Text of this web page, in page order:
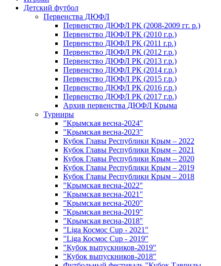
Детский футбол
Первенства ДЮФЛ
Первенство ДЮФЛ РК (2008-2009 гг. р.)
Первенство ДЮФЛ РК (2010 г.р.)
Первенство ДЮФЛ РК (2011 г.р.)
Первенство ДЮФЛ РК (2012 г.р.)
Первенство ДЮФЛ РК (2013 г.р.)
Первенство ДЮФЛ РК (2014 г.р.)
Первенство ДЮФЛ РК (2015 г.р.)
Первенство ДЮФЛ РК (2016 г.р.)
Первенство ДЮФЛ РК (2017 г.р.)
Архив первенства ДЮФЛ Крыма
Турниры
"Крымская весна-2024"
"Крымская весна-2023"
Кубок Главы Республики Крым – 2022
Кубок Главы Республики Крым – 2021
Кубок Главы Республики Крым – 2020
Кубок Главы Республики Крым – 2019
Кубок Главы Республики Крым – 2018
"Крымская весна-2022"
"Крымская весна-2021"
"Крымская весна-2020"
"Крымская весна-2019"
"Крымская весна-2018"
"Liga Космос Cup - 2021"
"Liga Космос Cup - 2019"
"Кубок выпускников-2019"
"Кубок выпускников-2018"